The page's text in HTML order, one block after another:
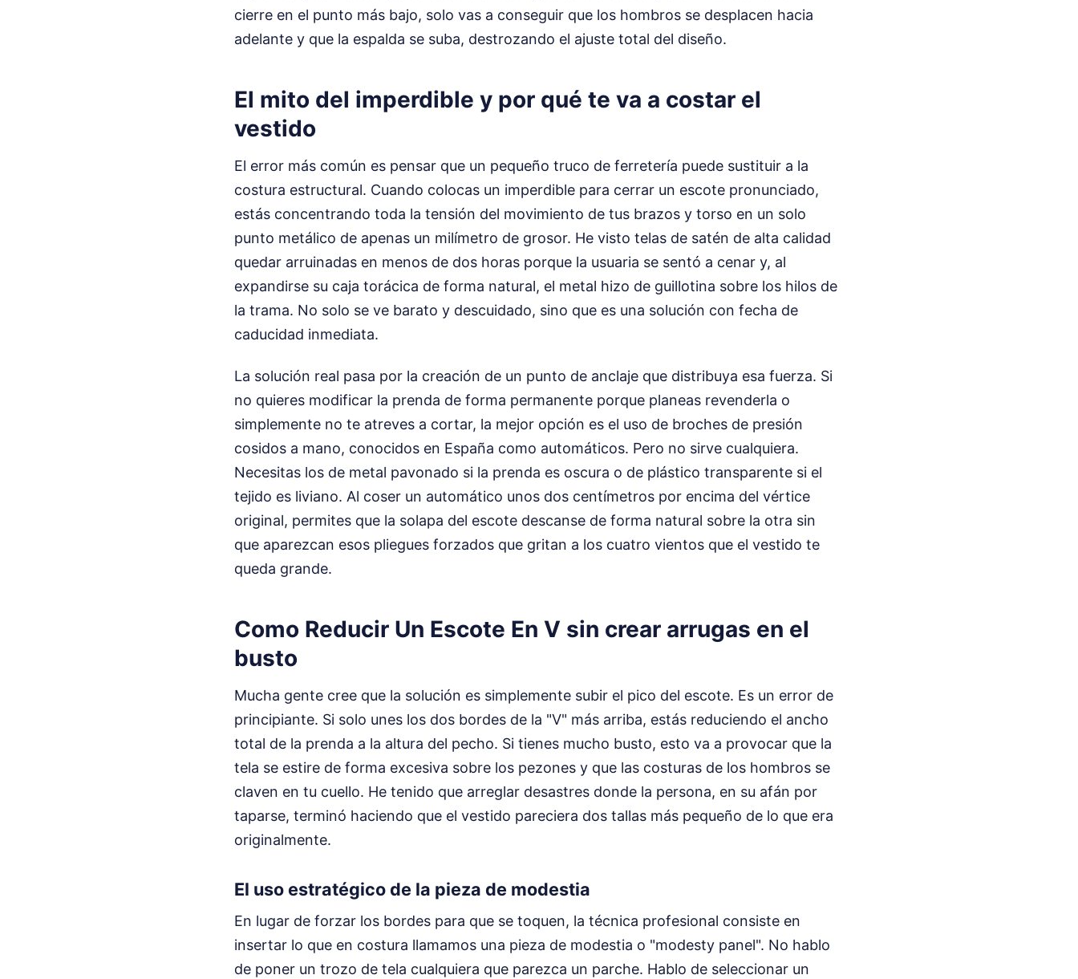
cierre en el punto más bajo, solo vas a conseguir que los hombros se desplacen hacia
adelante y que la espalda se suba, destrozando el ajuste total del diseño.
El mito del imperdible y por qué te va a costar el
vestido
El error más común es pensar que un pequeño truco de ferretería puede sustituir a la
costura estructural. Cuando colocas un imperdible para cerrar un escote pronunciado,
estás concentrando toda la tensión del movimiento de tus brazos y torso en un solo
punto metálico de apenas un milímetro de grosor. He visto telas de satén de alta calidad
quedar arruinadas en menos de dos horas porque la usuaria se sentó a cenar y, al
expandirse su caja torácica de forma natural, el metal hizo de guillotina sobre los hilos de
la trama. No solo se ve barato y descuidado, sino que es una solución con fecha de
caducidad inmediata.
La solución real pasa por la creación de un punto de anclaje que distribuya esa fuerza. Si
no quieres modificar la prenda de forma permanente porque planeas revenderla o
simplemente no te atreves a cortar, la mejor opción es el uso de broches de presión
cosidos a mano, conocidos en España como automáticos. Pero no sirve cualquiera.
Necesitas los de metal pavonado si la prenda es oscura o de plástico transparente si el
tejido es liviano. Al coser un automático unos dos centímetros por encima del vértice
original, permites que la solapa del escote descanse de forma natural sobre la otra sin
que aparezcan esos pliegues forzados que gritan a los cuatro vientos que el vestido te
queda grande.
Como Reducir Un Escote En V sin crear arrugas en el
busto
Mucha gente cree que la solución es simplemente subir el pico del escote. Es un error de
principiante. Si solo unes los dos bordes de la "V" más arriba, estás reduciendo el ancho
total de la prenda a la altura del pecho. Si tienes mucho busto, esto va a provocar que la
tela se estire de forma excesiva sobre los pezones y que las costuras de los hombros se
claven en tu cuello. He tenido que arreglar desastres donde la persona, en su afán por
taparse, terminó haciendo que el vestido pareciera dos tallas más pequeño de lo que era
originalmente.
El uso estratégico de la pieza de modestia
En lugar de forzar los bordes para que se toquen, la técnica profesional consiste en
insertar lo que en costura llamamos una pieza de modestia o "modesty panel". No hablo
de poner un trozo de tela cualquiera que parezca un parche. Hablo de seleccionar un